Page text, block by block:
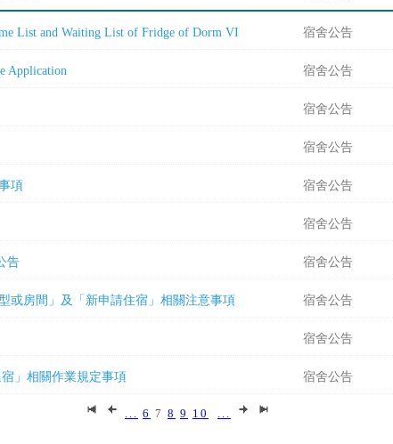
List and Waiting List of Fridge of Dorm VI 宿舍公告
Application 宿舍公告
宿舍公告
宿舍公告
項 宿舍公告
宿舍公告
告 宿舍公告
或房間」及「新申請住宿」相關注意事項 宿舍公告
宿舍公告
」相關作業規定事項 宿舍公告
... 6 7 8 9 10 ...